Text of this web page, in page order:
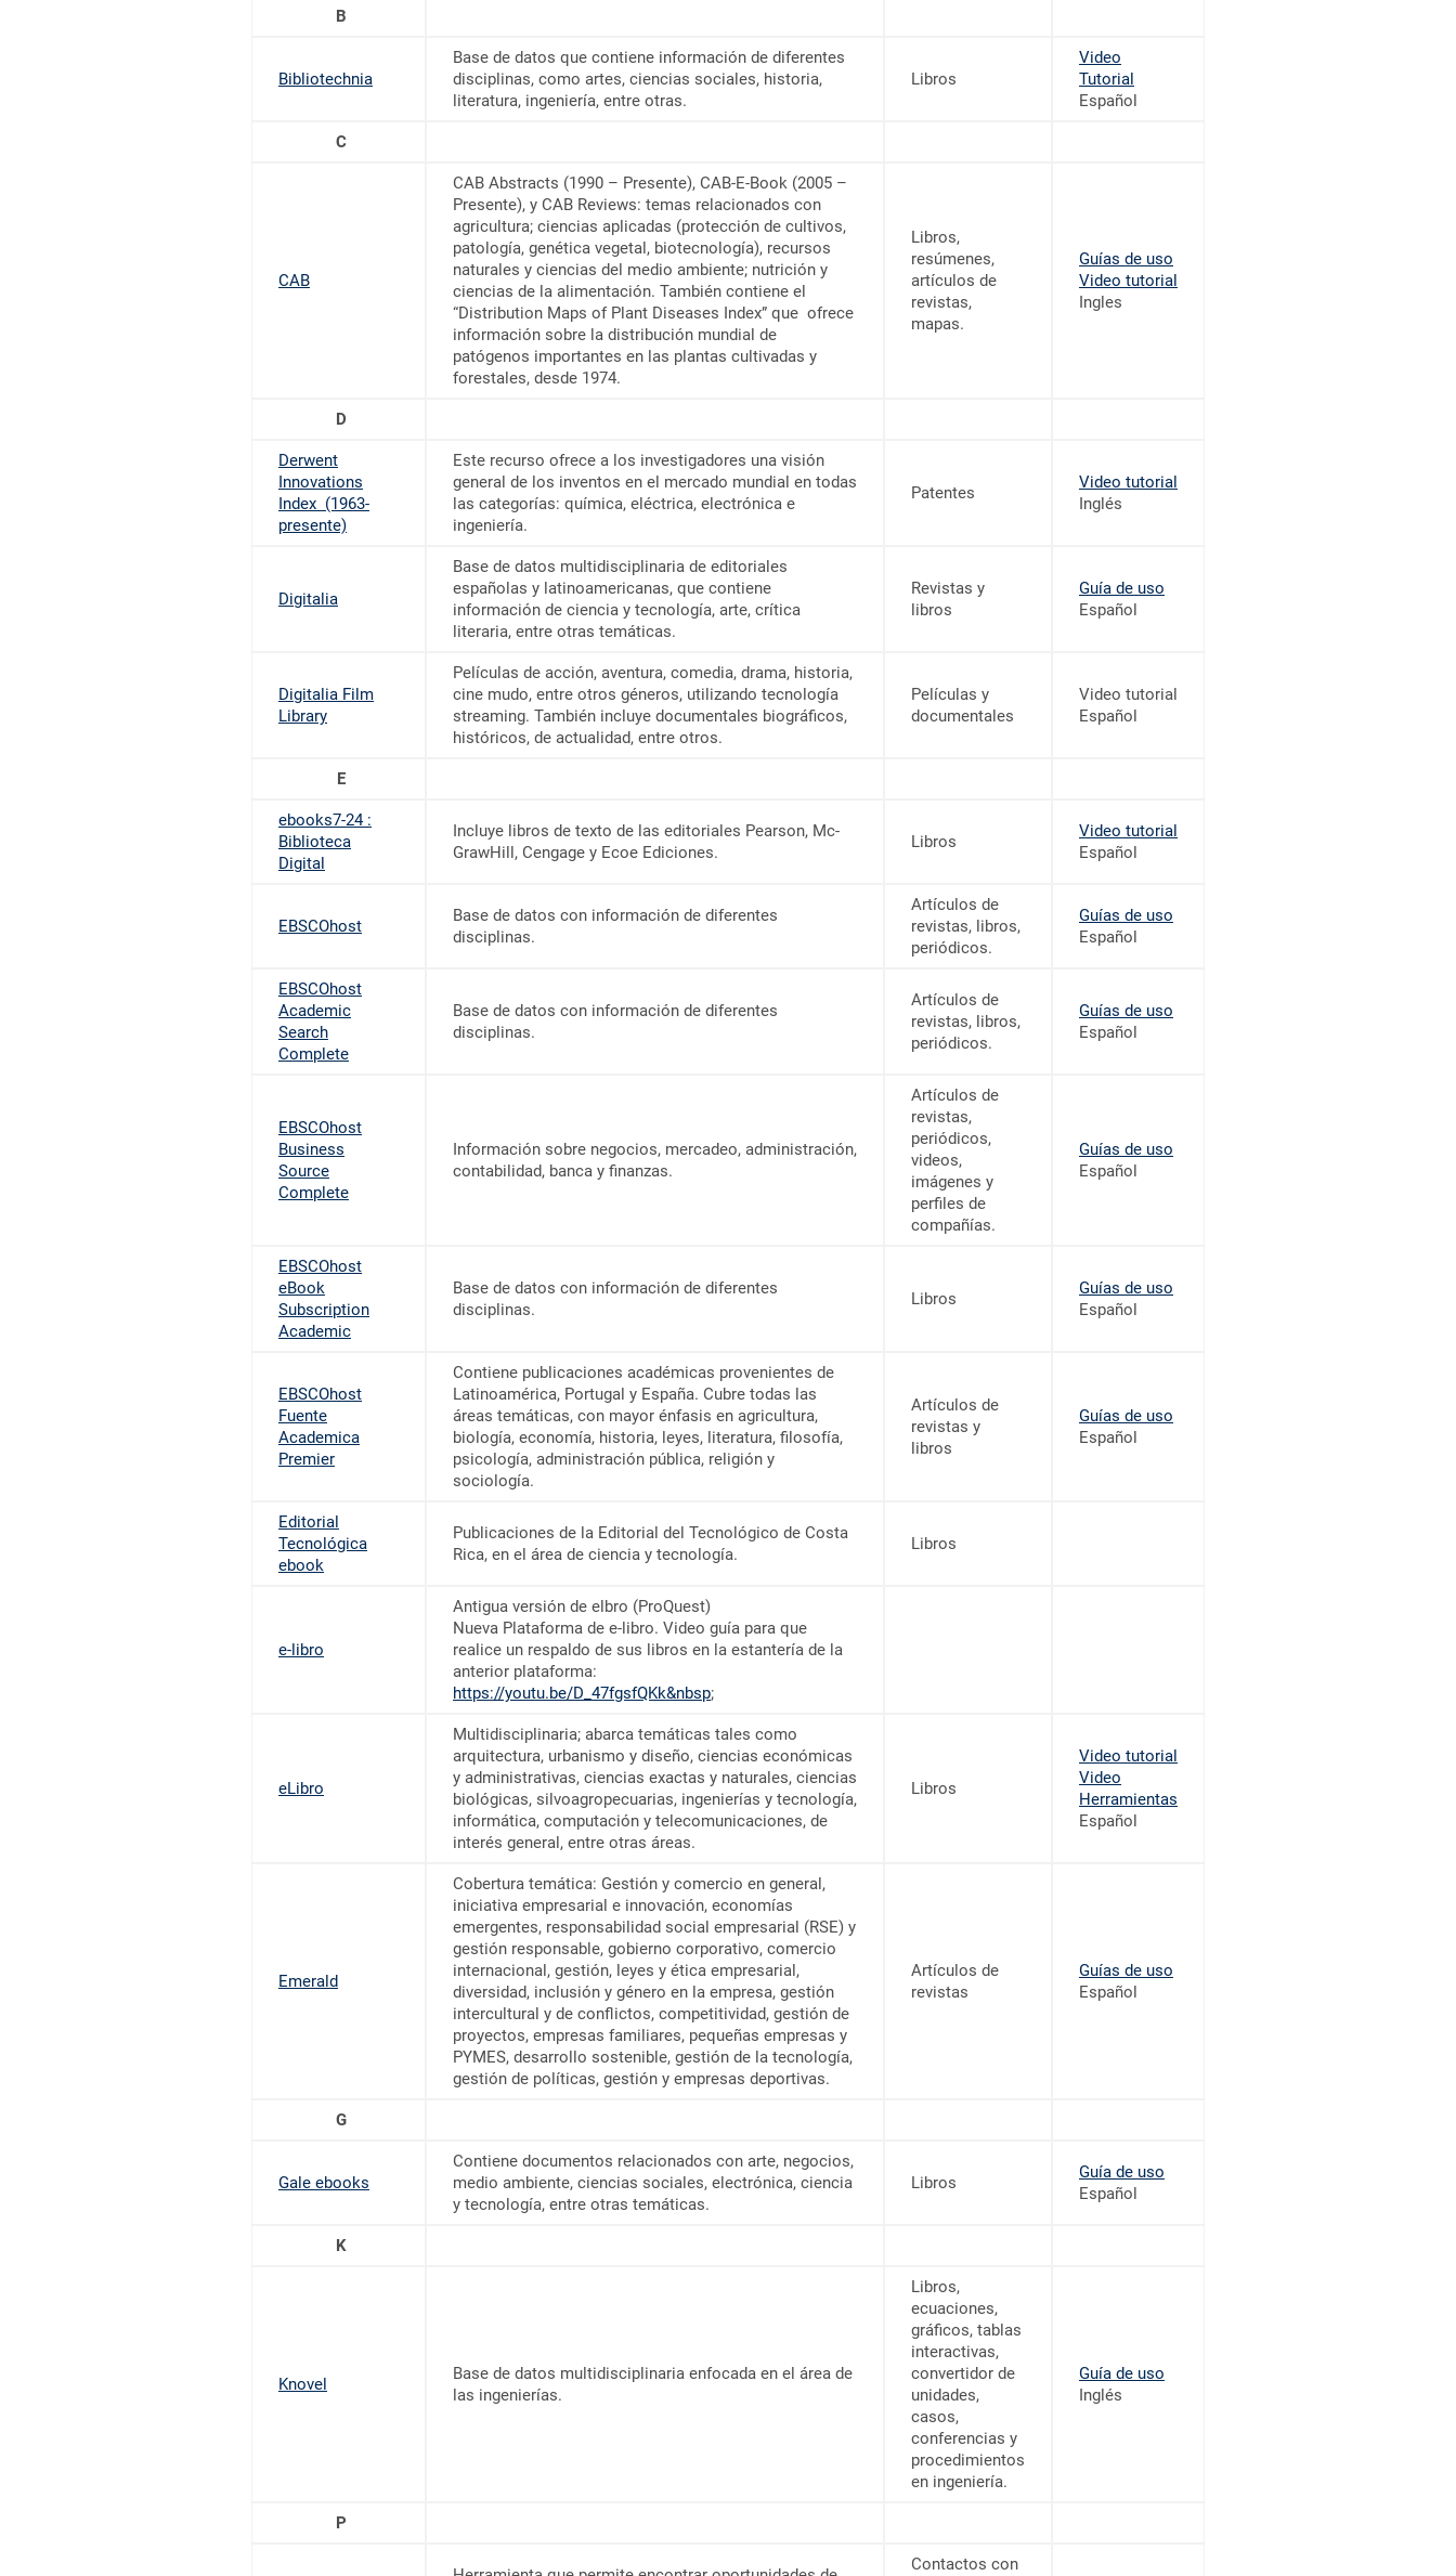
B
Bibliotechnia
Base de datos que contiene información de diferentes
disciplinas, como artes, ciencias sociales, historia,
literatura, ingeniería, entre otras.
Libros
Video
Tutorial
Español
C
CAB
CAB Abstracts (1990 – Presente), CAB-E-Book (2005 –
Presente), y CAB Reviews: temas relacionados con
agricultura; ciencias aplicadas (protección de cultivos,
patología, genética vegetal, biotecnología), recursos
naturales y ciencias del medio ambiente; nutrición y
ciencias de la alimentación. También contiene el
“Distribution Maps of Plant Diseases Index” que ofrece
información sobre la distribución mundial de
patógenos importantes en las plantas cultivadas y
forestales, desde 1974.
Libros,
resúmenes,
artículos de
revistas,
mapas.
Guías de uso
Video tutorial
Ingles
D
Derwent
Innovations
Index (1963-
presente)
Este recurso ofrece a los investigadores una visión
general de los inventos en el mercado mundial en todas
las categorías: química, eléctrica, electrónica e
ingeniería.
Patentes
Video tutorial
Inglés
Digitalia
Base de datos multidisciplinaria de editoriales
españolas y latinoamericanas, que contiene
información de ciencia y tecnología, arte, crítica
literaria, entre otras temáticas.
Revistas y
libros
Guía de uso
Español
Digitalia Film
Library
Películas de acción, aventura, comedia, drama, historia,
cine mudo, entre otros géneros, utilizando tecnología
streaming. También incluye documentales biográficos,
históricos, de actualidad, entre otros.
Películas y
documentales
Video tutorial
Español
E
ebooks7-24 :
Biblioteca
Digital
Incluye libros de texto de las editoriales Pearson, Mc-
GrawHill, Cengage y Ecoe Ediciones.
Libros
Video tutorial
Español
EBSCOhost
Base de datos con información de diferentes
disciplinas.
Artículos de
revistas, libros,
periódicos.
Guías de uso
Español
EBSCOhost
Academic
Search
Complete
Base de datos con información de diferentes
disciplinas.
Artículos de
revistas, libros,
periódicos.
Guías de uso
Español
EBSCOhost
Business
Source
Complete
Información sobre negocios, mercadeo, administración,
contabilidad, banca y finanzas.
Artículos de
revistas,
periódicos,
videos,
imágenes y
perfiles de
compañías.
Guías de uso
Español
EBSCOhost
eBook
Subscription
Academic
Base de datos con información de diferentes
disciplinas.
Libros
Guías de uso
Español
EBSCOhost
Fuente
Academica
Premier
Contiene publicaciones académicas provenientes de
Latinoamérica, Portugal y España. Cubre todas las
áreas temáticas, con mayor énfasis en agricultura,
biología, economía, historia, leyes, literatura, filosofía,
psicología, administración pública, religión y
sociología.
Artículos de
revistas y
libros
Guías de uso
Español
Editorial
Tecnológica
ebook
Publicaciones de la Editorial del Tecnológico de Costa
Rica, en el área de ciencia y tecnología.
Libros
e-libro
Antigua versión de elbro (ProQuest)
Nueva Plataforma de e-libro. Video guía para que
realice un respaldo de sus libros en la estantería de la
anterior plataforma:
https://youtu.be/D_47fgsfQKk&nbsp;
eLibro
Multidisciplinaria; abarca temáticas tales como
arquitectura, urbanismo y diseño, ciencias económicas
y administrativas, ciencias exactas y naturales, ciencias
biológicas, silvoagropecuarias, ingenierías y tecnología,
informática, computación y telecomunicaciones, de
interés general, entre otras áreas.
Libros
Video tutorial
Video
Herramientas
Español
Emerald
Cobertura temática: Gestión y comercio en general,
iniciativa empresarial e innovación, economías
emergentes, responsabilidad social empresarial (RSE) y
gestión responsable, gobierno corporativo, comercio
internacional, gestión, leyes y ética empresarial,
diversidad, inclusión y género en la empresa, gestión
intercultural y de conflictos, competitividad, gestión de
proyectos, empresas familiares, pequeñas empresas y
PYMES, desarrollo sostenible, gestión de la tecnología,
gestión de políticas, gestión y empresas deportivas.
Artículos de
revistas
Guías de uso
Español
G
Gale ebooks
Contiene documentos relacionados con arte, negocios,
medio ambiente, ciencias sociales, electrónica, ciencia
y tecnología, entre otras temáticas.
Libros
Guía de uso
Español
K
Knovel
Base de datos multidisciplinaria enfocada en el área de
las ingenierías.
Libros,
ecuaciones,
gráficos, tablas
interactivas,
convertidor de
unidades,
casos,
conferencias y
procedimientos
en ingeniería.
Guía de uso
Inglés
P
Contactos con